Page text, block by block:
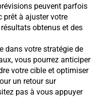
peuvent parfois
prêt à ajuster votre
obtenus et des
dans votre stratégie de
vous pourrez anticiper
votre cible et optimiser
un retour sur
pas à vous appuyer